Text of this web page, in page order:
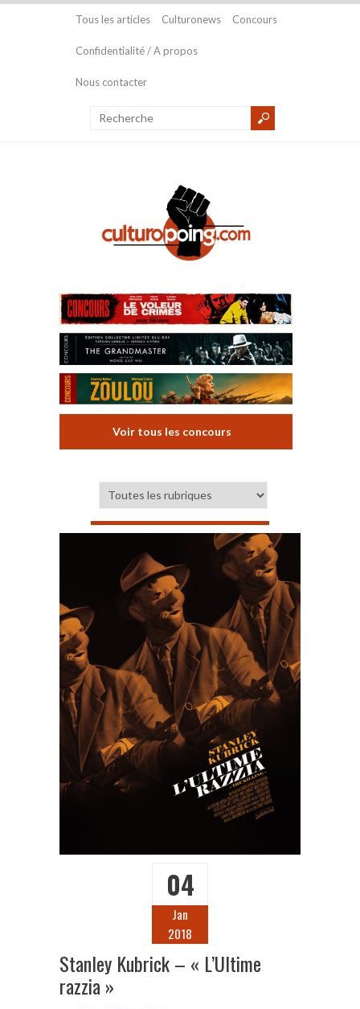
Tous les articles Culturonews Concours
Confidentialité / A propos
Nous contacter
Voir tous les concours
04
Jan
2018
Stanley Kubrick – « L’Ultime
razzia »